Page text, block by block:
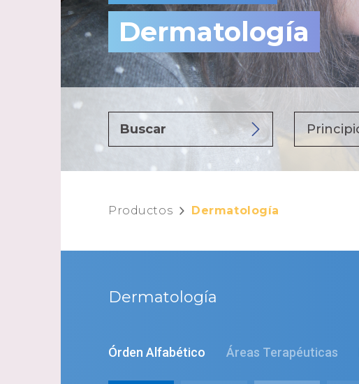
Dermatología
Productos Dermatología
Dermatología
Órden Alfabético Áreas Terapéuticas